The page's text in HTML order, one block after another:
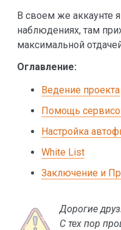
В своем же аккаунте
наблюдениях, там
максимальной
Оглавление:
Ведение проекта
Помощь
Настройка
White List
Заключение и
Дорогие
С тех пор